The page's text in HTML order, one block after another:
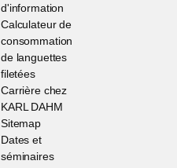
d'information
Calculateur de
consommation
de languettes
filetées
Carrière chez
KARL DAHM
Sitemap
Dates et
séminaires